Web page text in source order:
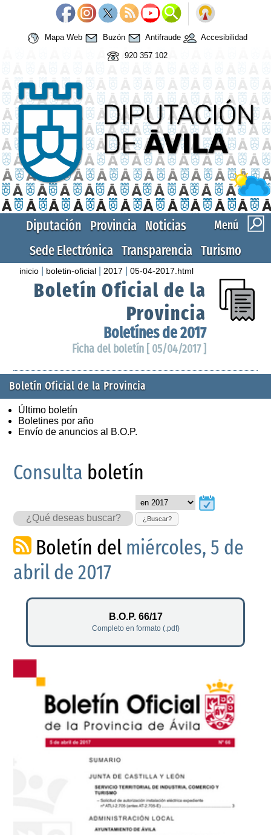
Mapa Web Buzón Antifraude
Accesibilidad
920 357 102
Menú
Diputación Provincia Noticias
Sede Electrónica Transparencia Turismo
inicio boletin-oficial 2017 |05-04-2017.html
Boletín Oficial de la
Provincia
Boletínes de 2017
Ficha del boletín [ 05/04/2017 ]
Boletín Oficial de la Provincia
Último boletín
Boletines por año
Envío de anuncios al B.O.P.
Consulta boletín
¿Buscar?
Boletín del miércoles, 5 de
abril de 2017
B.O.P. 66/17
Completo en formato (.pdf)